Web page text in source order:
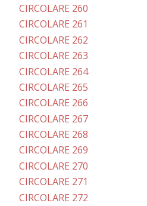
CIRCOLARE 260
CIRCOLARE 261
CIRCOLARE 262
CIRCOLARE 263
CIRCOLARE 264
CIRCOLARE 265
CIRCOLARE 266
CIRCOLARE 267
CIRCOLARE 268
CIRCOLARE 269
CIRCOLARE 270
CIRCOLARE 271
CIRCOLARE 272